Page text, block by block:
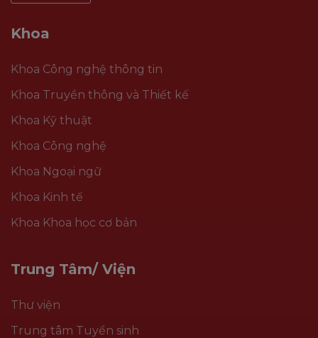
Khoa
Khoa Công nghệ thông tin
Khoa Truyền thông và Thiết kế
Khoa Kỹ thuật
Khoa Công nghệ
Khoa Ngoại ngữ
Khoa Kinh tế
Khoa Khoa học cơ bản
Trung Tâm/ Viện
Thư viện
Trung tâm Tuyển sinh